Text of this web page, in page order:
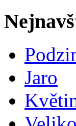
Jaro